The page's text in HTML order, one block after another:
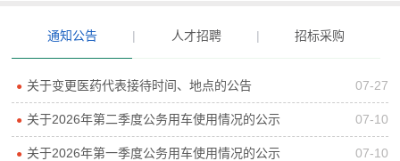
通知公告 | 人才招聘 | 招标采购
● 关于变更医药代表接待时间、地点的公告 07-27
● 关于2026年第二季度公务用车使用情况的公示 07-10
● 关于2026年第一季度公务用车使用情况的公示 07-10